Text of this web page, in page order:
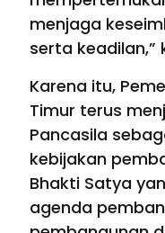
menjaga
serta keadilan,”
Karena itu,
Timur terus
Pancasila
kebijakan
Bhakti Satya
agenda